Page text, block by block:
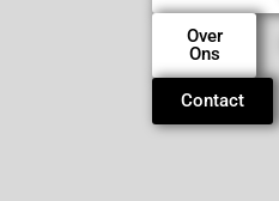
Over
Ons
Contact